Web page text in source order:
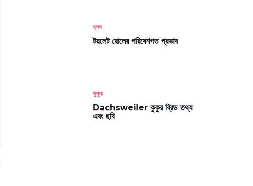
ব্লগ
টয়লেট রোলের পরিবেশগত প্রভাব
কুকুর
Dachsweiler কুকুর ব্রিড তথ্য
এবং ছবি